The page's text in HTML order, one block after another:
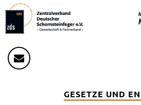
GESETZE UND